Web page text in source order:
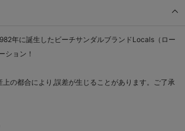
年に誕生したビーチサンダルブランドLocals（ロー
ション！
の都合により,誤差が生じることがあります。ご了承